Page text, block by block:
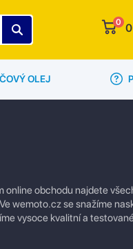
0 0
OLEJ
obchodu najdete
wemoto.cz se snažíme
vysoce kvalitní a